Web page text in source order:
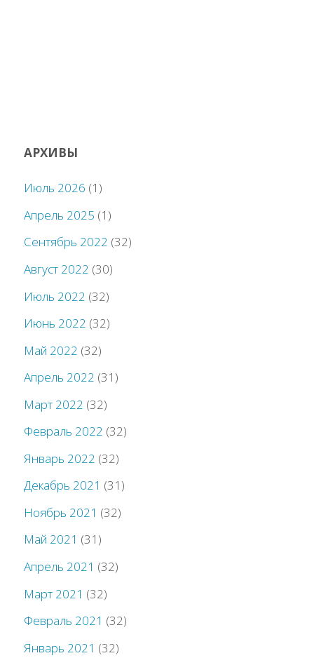
АРХИВЫ
Июль 2026 (1)
Апрель 2025 (1)
Сентябрь 2022 (32)
Август 2022 (30)
Июль 2022 (32)
Июнь 2022 (32)
Май 2022 (32)
Апрель 2022 (31)
Март 2022 (32)
Февраль 2022 (32)
Январь 2022 (32)
Декабрь 2021 (31)
Ноябрь 2021 (32)
Май 2021 (31)
Апрель 2021 (32)
Март 2021 (32)
Февраль 2021 (32)
Январь 2021 (32)